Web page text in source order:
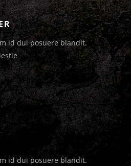
id dui posuere blandit.
id dui posuere blandit.